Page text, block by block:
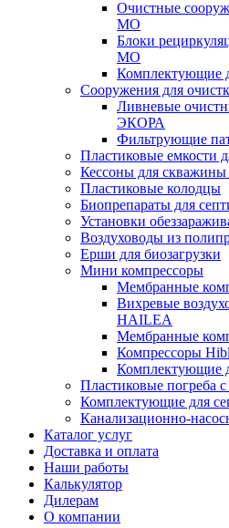
Очистные
МО
Блоки
МО
Комплектующие
Сооружения для
Ливневые
ЭКОРА
Фильтрующие
Пластиковые емкости
Кессоны для скважины
Пластиковые колодцы
Биопрепараты для
Установки
Воздуховоды из
Ерши для биозагрузки
Мини компрессоры
Мембранные
Вихревые
HAILEA
Мембранные
Компрессоры
Комплектующие
Пластиковые погреба
Комплектующие для
Канализационно-
Каталог услуг
Доставка и оплата
Наши работы
Калькулятор
Дилерам
О компании